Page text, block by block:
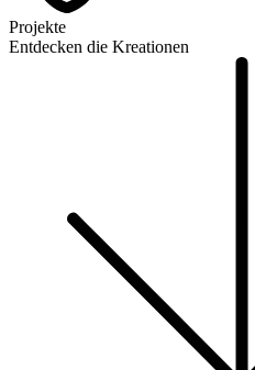
Projekte
Entdecken die Kreationen